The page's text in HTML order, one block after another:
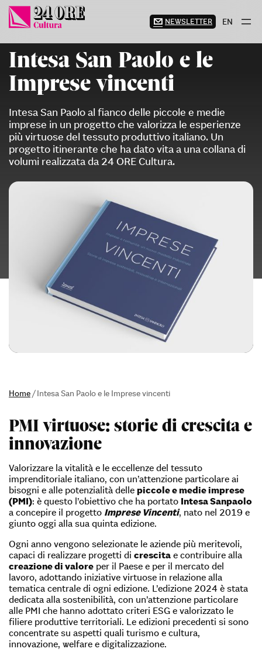
Vai
contenuto
NEWSLETTER EN
Intesa San Paolo e le
Imprese vincenti
Intesa San Paolo al fianco delle piccole e medie
imprese in un progetto che valorizza le esperienze
più virtuose del tessuto produttivo italiano. Un
progetto itinerante che ha dato vita a una collana di
volumi realizzata da 24 ORE Cultura.
Home/Intesa San Paolo e le Imprese vincenti
PMI virtuose: storie di crescita e
innovazione
Valorizzare la vitalità e le eccellenze del tessuto
imprenditoriale italiano, con un’attenzione particolare ai
bisogni e alle potenzialità delle piccole e medie imprese
(PMI): è questo l’obiettivo che ha portato Intesa Sanpaolo
a concepire il progetto Imprese Vincenti, nato nel 2019 e
giunto oggi alla sua quinta edizione.
Ogni anno vengono selezionate le aziende più meritevoli,
capaci di realizzare progetti di crescita e contribuire alla
creazione di valore per il Paese e per il mercato del
lavoro, adottando iniziative virtuose in relazione alla
tematica centrale di ogni edizione. L’edizione 2024 è stata
dedicata alla sostenibilità, con un’attenzione particolare
alle PMI che hanno adottato criteri ESG e valorizzato le
filiere produttive territoriali. Le edizioni precedenti si sono
concentrate su aspetti quali turismo e cultura,
innovazione, welfare e digitalizzazione.